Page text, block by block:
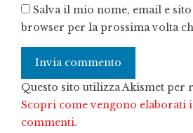
Salva il mio nome, email e
browser per la prossima volta
Questo sito utilizza Akismet per
Scopri come vengono elaborati
commenti.